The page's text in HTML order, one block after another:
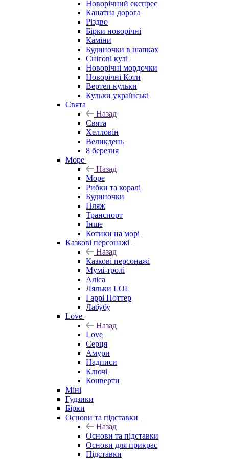
Новорічний експрес
Канатна дорога
Різдво
Бірки новорічні
Каміни
Будиночки в шапках
Снігові кулі
Новорічні мордочки
Новорічні Коти
Вертеп кульки
Кульки українські
Свята
Назад
Свята
Хелловін
Великдень
8 березня
Море
Назад
Море
Рибки та коралі
Будиночки
Пляж
Транспорт
Інше
Котики на морі
Казкові персонажі
Назад
Казкові персонажі
Мумі-тролі
Аліса
Ляльки LOL
Гаррі Поттер
Лабубу
Love
Назад
Love
Серця
Амури
Надписи
Ключі
Конверти
Міні
Гудзики
Бірки
Основи та підставки
Назад
Основи та підставки
Основи для прикрас
Підставки